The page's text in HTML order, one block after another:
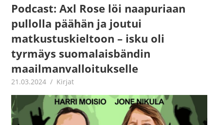
Podcast: Axl Rose löi naapuriaan
pullolla päähän ja joutui
matkustuskieltoon – isku oli
tyrmäys suomalaisbändin
maailmanvalloitukselle
21.03.2024 Jouni Hirn
Kirjat